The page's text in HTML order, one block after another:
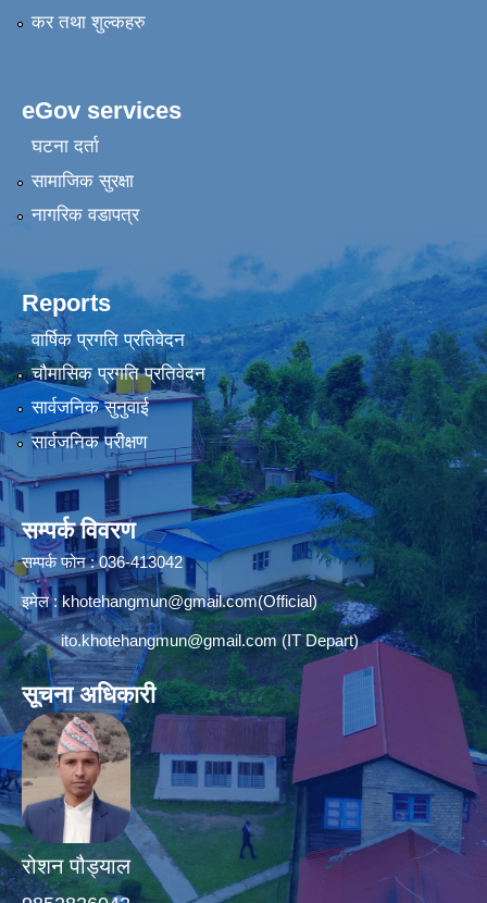
कर तथा शुल्कहरु
eGov services
घटना दर्ता
सामाजिक सुरक्षा
नागरिक वडापत्र
Reports
वार्षिक प्रगति प्रतिवेदन
चौमासिक प्रगति प्रतिवेदन
सार्वजनिक सुनुवाई
सार्वजनिक परीक्षण
सम्पर्क विवरण
सम्पर्क फोन : 036-413042
इमेल :khotehangmun@gmail.com(Official)
ito.khotehangmun@gmail.com(IT Depart)
सूचना अधिकारी
रोशन पौड्याल